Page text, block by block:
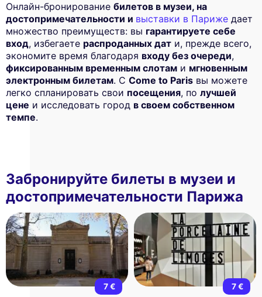
Онлайн-бронирование билетов в музеи, на
достопримечательности и выставки в Париже дает
множество преимуществ: вы гарантируете себе
вход, избегаете распроданных дат и, прежде всего,
экономите время благодаря входу без очереди,
фиксированным временным слотам и мгновенным
электронным билетам. С Come to Paris вы можете
легко спланировать свои посещения, по лучшей
цене и исследовать город в своем собственном
темпе.
Забронируйте билеты в музеи и
достопримечательности Парижа
7 € 7 €